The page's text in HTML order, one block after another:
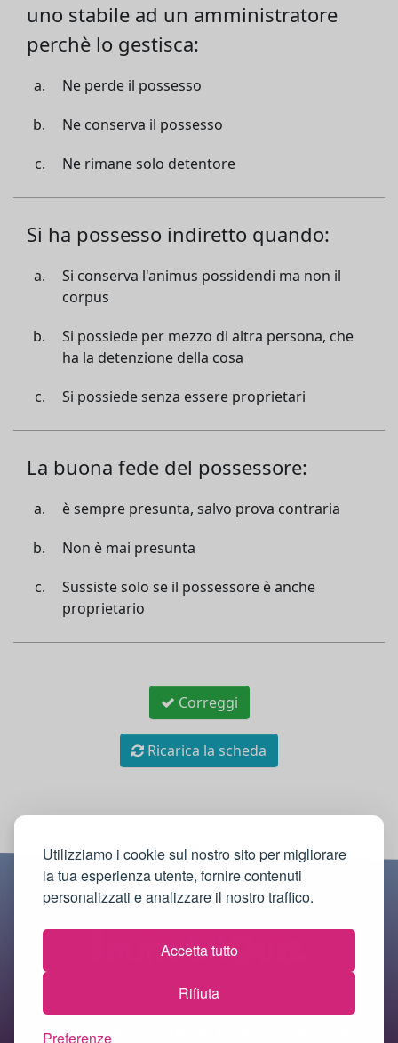
Utilizziamo i cookie sul nostro sito per migliorare
la tua esperienza utente, fornire contenuti
personalizzati e analizzare il nostro traffico.
Accetta tutto
Rifiuta
Preferenze
uno stabile ad un amministratore
perchè lo gestisca:
Ne perde il possesso
Ne conserva il possesso
Ne rimane solo detentore
Si ha possesso indiretto quando:
Si conserva l'animus possidendi ma non il
corpus
Si possiede per mezzo di altra persona, che
ha la detenzione della cosa
Si possiede senza essere proprietari
La buona fede del possessore:
è sempre presunta, salvo prova contraria
Non è mai presunta
Sussiste solo se il possessore è anche
proprietario
Correggi
Ricarica la scheda
© 2018-2026 Immobilquiz.it |